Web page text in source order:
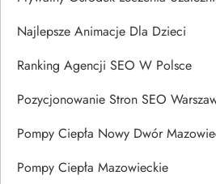
Najlepsze Animacje Dla Dzieci
Ranking Agencji SEO W Polsce
Pozycjonowanie Stron SEO
Pompy Ciepła Nowy Dwór
Pompy Ciepła Mazowieckie